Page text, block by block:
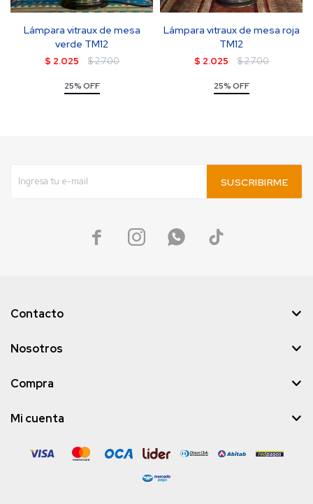
Lámpara vitraux de mesa
verde TM12
$ 2.025 $2.700
25% OFF
Lámpara vitraux de mesa roja
TM12
$ 2.025 $2.700
25% OFF
SUSCRIBIRME
   
Contacto
Nosotros
Compra
Mi cuenta